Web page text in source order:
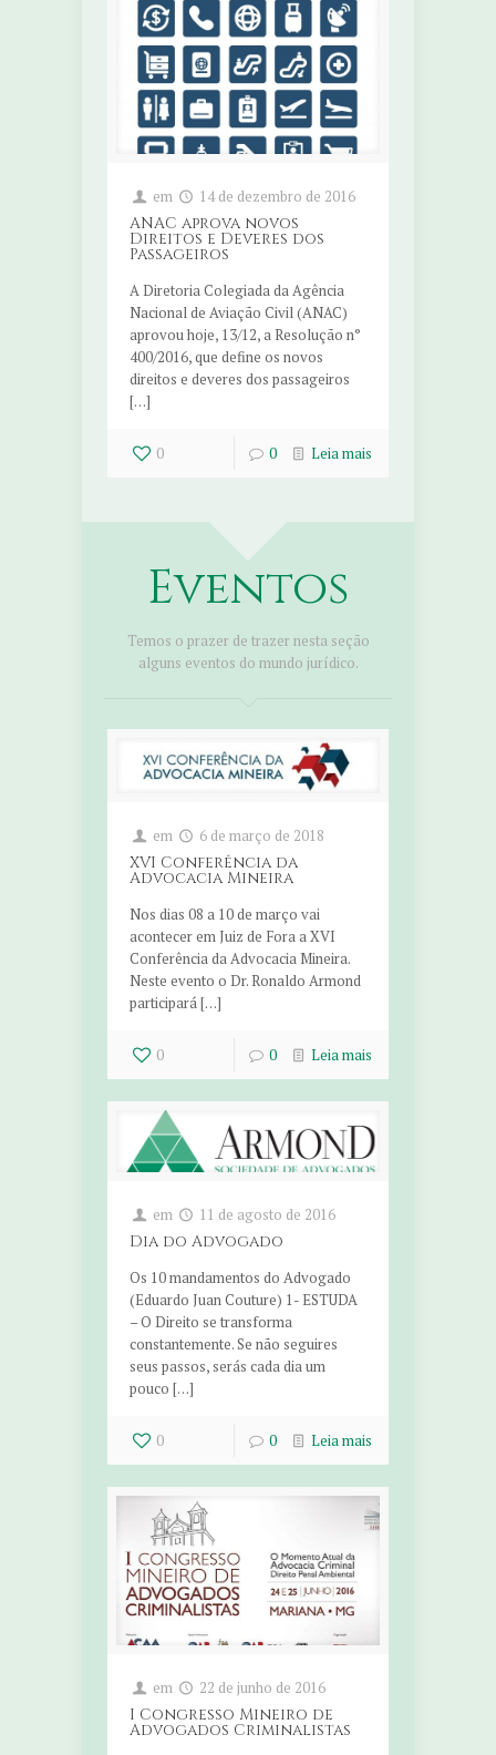
em 14 de dezembro de 2016
ANAC aprova novos
Direitos e Deveres dos
Passageiros
A Diretoria Colegiada da Agência
Nacional de Aviação Civil (ANAC)
aprovou hoje, 13/12, a Resolução n°
400/2016, que define os novos
direitos e deveres dos passageiros
[…]
0 0 Leia mais
Eventos
Temos o prazer de trazer nesta seção
alguns eventos do mundo jurídico.
em 6 de março de 2018
XVI Conferência da
Advocacia Mineira
Nos dias 08 a 10 de março vai
acontecer em Juiz de Fora a XVI
Conferência da Advocacia Mineira.
Neste evento o Dr. Ronaldo Armond
participará […]
0 0 Leia mais
em 11 de agosto de 2016
Dia do Advogado
Os 10 mandamentos do Advogado
(Eduardo Juan Couture) 1- ESTUDA
– O Direito se transforma
constantemente. Se não seguires
seus passos, serás cada dia um
pouco […]
0 0 Leia mais
em 22 de junho de 2016
I Congresso Mineiro de
Advogados Criminalistas